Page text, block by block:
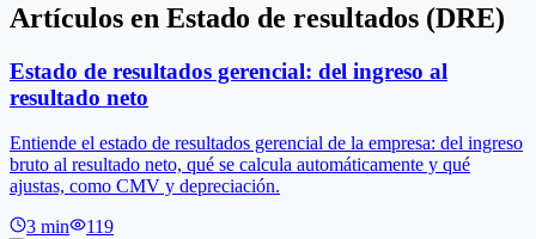
Artículos en Estado de resultados (DRE)
Estado de resultados gerencial: del ingreso al
resultado neto
Entiende el estado de resultados gerencial de la empresa: del ingreso
bruto al resultado neto, qué se calcula automáticamente y qué
ajustas, como CMV y depreciación.
3 min 119